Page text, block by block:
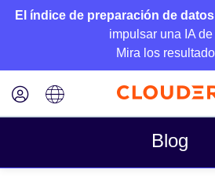
El índice de preparación de
impulsar una IA
Mira los
Blog